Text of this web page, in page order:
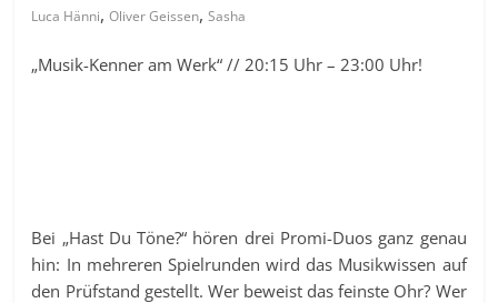
Luca Hänni,Oliver Geissen,Sasha
„Musik-Kenner am Werk“ // 20:15 Uhr – 23:00 Uhr!
Bei „Hast Du Töne?“ hören drei Promi-Duos ganz genau
hin: In mehreren Spielrunden wird das Musikwissen auf
den Prüfstand gestellt. Wer beweist das feinste Ohr? Wer